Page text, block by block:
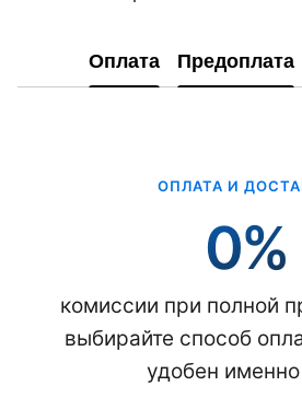
Оплата Предоплата
ОПЛАТА И
0%
комиссии при полной
выбирайте способ
удобен